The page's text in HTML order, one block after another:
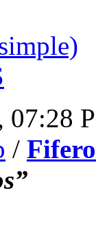
07:28
/